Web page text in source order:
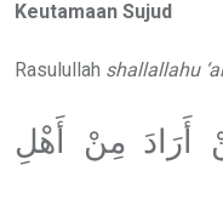
Keutamaan Sujud
Rasulullah shallallahu
أَرَادَ مِنْ أَهْلِ